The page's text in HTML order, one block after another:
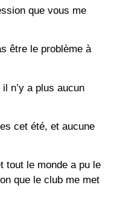
que vous me
être le problème à
n’y a plus aucun
cet été, et aucune
tout le monde a pu le
que le club me met